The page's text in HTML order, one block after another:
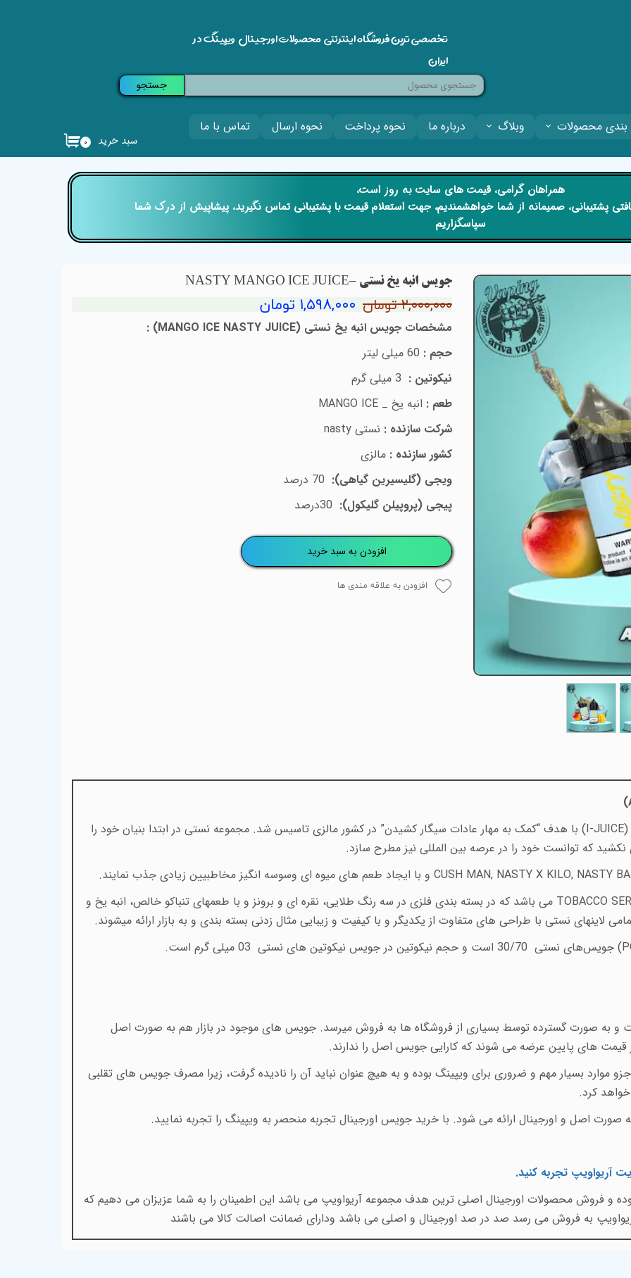
بندی محصولات وبلاگ درباره ما نحوه پرداخت نحوه ارسال تماس با ما
۰ سبد خرید
تخصصی ترین فروشگاه اینترنتی محصولات اورجینال ویپینگ در
ایران
جستجو
جویس انبه یخ نستی –NASTY MANGO ICE JUICE
۲,۰۰۰,۰۰۰ تومان ۱,۵۹۸,۰۰۰ تومان
مشخصات جویس انبه یخ نستی (MANGO ICE NASTY JUICE
)
:
حجم : 60 میلی لیتر
نیکوتین : 3 میلی گرم
طعم : انبه یخ _ MANGO ICE
شرکت سازنده : نستی nasty
کشور سازنده : مالزی
ویجی (گلیسیرین گیاهی): 70 درصد
پیجی (پروپیلن گلیکول): 30درصد
افزودن به سبد خرید
افزودن به علاقه مندی ها
)
(I-JUICE) با هدف “کمک به مهار عادات سیگار کشیدن” در کشور مالزی تاسیس شد. مجموعه نستی در ابتدا بنیان خود را
که توانست خود را در عرصه بین المللی نیز مطرح سازد.
CUSH MAN, NASTY X KILO, NASTY و با ایجاد طعم های میوه ای وسوسه انگیز مخاطبیین زیادی جذب نمایند.
TOBACCO می باشد که در بسته بندی فلزی در سه رنگ طلایی، نقره ای و برونز و با طعمهای تنباکو خالص، انبه یخ و
لاینهای نستی با طراحی های متفاوت از یکدیگر و با کیفیت و زیبایی مثال زدنی بسته بندی و به بازار ارائه میشوند.
) جویس‌های نستی 30/70 است و حجم نیکوتین در جویس نیکوتین های نستی 03 میلی گرم است .
و به صورت گسترده توسط بسیاری از فروشگاه ها به فروش میرسد. جویس های موجود در بازار هم به صورت اصل
های پایین عرضه می شوند که کارایی جویس اصل را ندارند.
موارد بسیار مهم و ضروری برای ویپینگ بوده و به هیچ عنوان نباید آن را نادیده گرفت، زیرا مصرف جویس های تقلبی
کرد.
اصل و اورجینال ارائه می شود. با خرید جویس اورجینال تجربه منحصر به ویپینگ را تجربه نمایید.
آریواویپ تجربه کنید.
و فروش محصولات اورجینال اصلی ترین هدف مجموعه آریواویپ می باشد این اطمینان را به شما عزیزان می دهیم که
به فروش می رسد صد در صد اورجینال و اصلی می باشد ودارای ضمانت اصالت کالا می باشند
​​همراهان گرامی، قیمت های سایت به روز است،
پشتیبانی، صمیمانه از شما خواهشمندیم، جهت استعلام قیمت با پشتیبانی تماس نگیرید، پیشاپیش از درک شما
سپاسگزاریم